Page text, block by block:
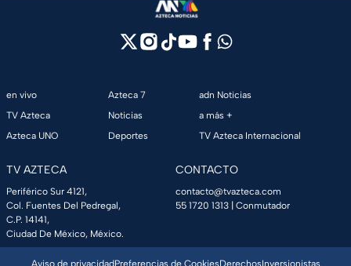
en vivo
TV Azteca
Azteca UNO
Azteca 7
Noticias
Deportes
adn Noticias
a más +
TV Azteca Internacional
TV AZTECA
Periférico Sur 4121,
Col. Fuentes Del Pedregal,
C.P. 14141,
Ciudad De México, México.
CONTACTO
contacto@tvazteca.com
55 1720 1313 | Conmutador
Aviso de privacidadPreferencias de CookiesDerechosInversionistas